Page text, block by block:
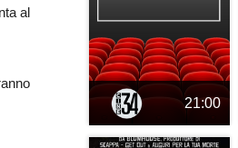
al
21:00